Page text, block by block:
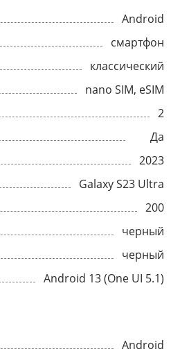
Android
смартфон
классический
nano SIM, eSIM
2
Да
2023
Galaxy S23 Ultra
200
черный
черный
Android 13 (One UI 5.1)
Android